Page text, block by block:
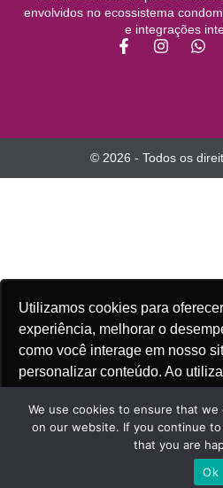
Utilizamos cookies para
experiência, melhorar o
como você interage em nosso
personalizar conteúdo. Ao
Ok, entendi!
envolvidos no ecossistema
e integrações
© 2026 - Todos os
We use cookies to ensure that
on our website. If you continue
that you are
Ok